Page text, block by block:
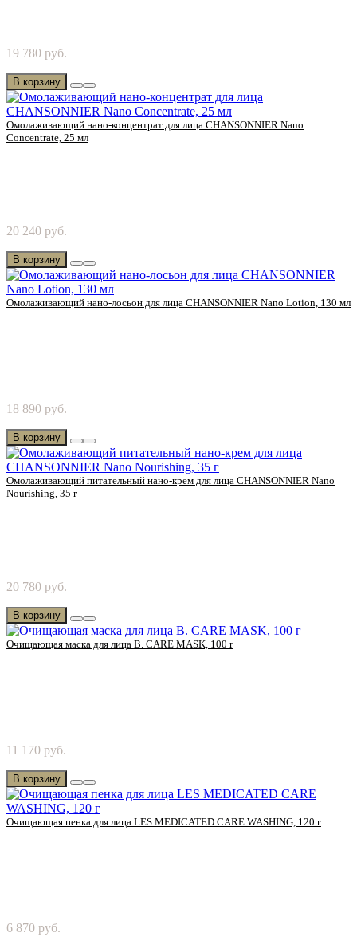
Cosmetics! Комфорт, который наполняет кожу влаго..
19 780 руб.
В корзину
Омолаживающий нано-концентрат для лица CHANSONNIER Nano
Concentrate, 25 мл
Cosmetics! Комфорт, который наполняет кожу вл..
20 240 руб.
В корзину
Омолаживающий нано-лосьон для лица CHANSONNIER Nano Lotion, 130 мл
Cosmetics! Чувство счастья, что появляется свежес..
18 890 руб.
В корзину
Омолаживающий питательный нано-крем для лица CHANSONNIER Nano
Nourishing, 35 г
Cosmetics! Радость иметь благородную текстуру кожи...
20 780 руб.
В корзину
Очищающая маска для лица B. CARE MASK, 100 г
коже свежую влагу и подготавливает кожу к ..
11 170 руб.
В корзину
Очищающая пенка для лица LES MEDICATED CARE WASHING, 120 г
свежей, гладкой кожи. Лекарственное очищаю..
6 870 руб.